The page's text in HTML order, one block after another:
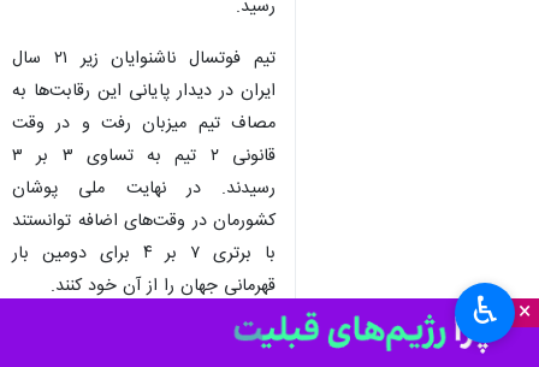
×
رسید.
تیم فوتسال ناشنوایان زیر ۲۱ سال
ایران در دیدار پایانی این رقابت‌ها به
مصاف تیم میزبان رفت و در وقت
قانونی ۲ تیم به تساوی ۳ بر ۳
رسیدند. در نهایت ملی پوشان
کشورمان در وقت‌های اضافه توانستند
با برتری ۷ بر ۴ برای دومین بار
قهرمانی جهان را از آن خود کنند.
♿︎